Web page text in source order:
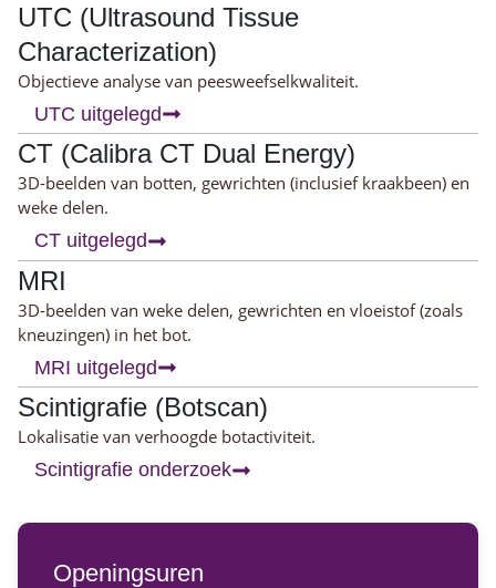
Openingsuren
UTC (Ultrasound Tissue
Characterization)
Objectieve analyse van peesweefselkwaliteit.
UTC uitgelegd
CT (Calibra CT Dual Energy)
3D-beelden van botten, gewrichten (inclusief kraakbeen) en
weke delen.
CT uitgelegd
MRI
3D-beelden van weke delen, gewrichten en vloeistof (zoals
kneuzingen) in het bot.
MRI uitgelegd
Scintigrafie (Botscan)
Lokalisatie van verhoogde botactiviteit.
Scintigrafie onderzoek